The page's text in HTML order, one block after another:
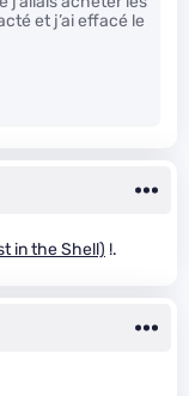
et j’ai effacé le
in the Shell) !.